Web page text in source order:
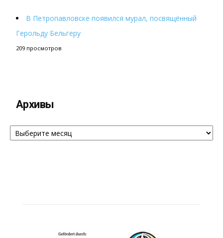
В Петропавловске появился мурал, посвящённый
Герольду Бельгеру
209 просмотров
Архивы
Архивы